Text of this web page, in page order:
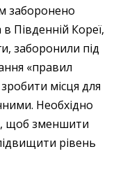
заборонено
в Південній Кореї,
заборонили під
«правил
місця для
Необхідно
щоб зменшити
рівень